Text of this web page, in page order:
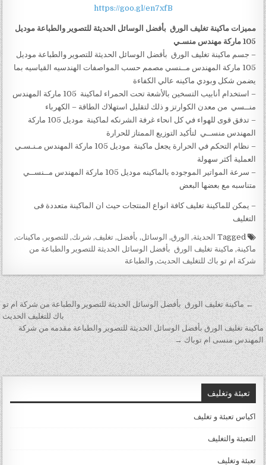
https://goo.gl/en7xfB
مميزاتماكينة تغليف الورق بأفضل الوسائل الحديثة للتصوير والطباعة موديل
105 ماركة مهندس منسـي
– جسم ماكينة تغليف الورق بأفضل الوسائل الحديثة للتصوير والطباعة موديل
105 ماركة المهندس مــنسي مصمم حسب المواصفات الهندسيه القياسيه بما
يضمن شكل وبودي ماكينه عالي الكفاءة
– استخدام أنابيب التسخين بالأشعة تحت الحمراء لماكينة 105 ماركة المهندس
منــسي من معدن الكوارتز و ذلك لتقليل استهلاك الطاقة – الكهرباء
– تدفق قوى للهواء في كل انحاء غرفة الشرنكه لماكينة موديل 105 ماركة
المهندس منســي لتأكيد التوزيع الممتاز للحرارة
– نظام التحكم في الحرارة يجعل ماكينة موديل 105 ماركة المهندس مـنـسـي
العملية أكثر سهولة
– سرعة المواتير الموجوده بالماكينه موديل 105 ماركة المهندس مــنســي
متناسبه مع بعضها البعض
– يمكن للماكينة تغليف كافة انواع المنتجات حيث ان الماكينة متعددة فى
التغليف
Tagged الحديثة, الورق, الوسائل, بأفضل,تغليف, شرنك, للتصوير , ماكينات,
ماكينة, ماكينة تغليف الورق بأفضل الوسائل الحديثة للتصوير والطباعة من
شركة ام تو باك للتغليف الحديث,والطباعة
تصفّح المقالات
← ماكينة تغليف الورق بأفضل الوسائل الحديثة للتصوير والطباعة من شركة ام تو
باك للتغليف الحديث
ماكينة تغليف الورق بأفضل الوسائل الحديثة للتصوير والطباعة مقدمه من شركة
المهندس منسى ام توباك →
تعبئة وتغليف
اكياس تعبئة و تغليف
التعبئة والتغليف
تعبئة وتغليف